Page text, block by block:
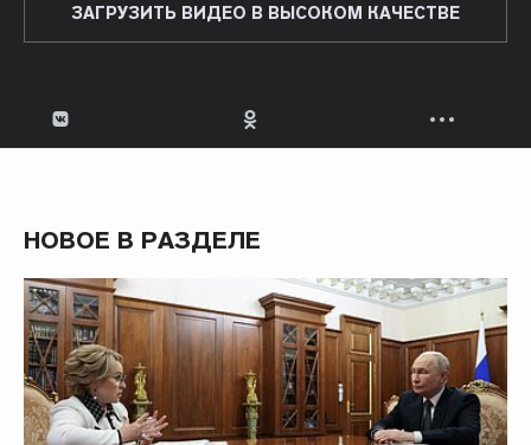
ЗАГРУЗИТЬ ВИДЕО В ВЫСОКОМ КАЧЕСТВЕ
НОВОЕ В РАЗДЕЛЕ